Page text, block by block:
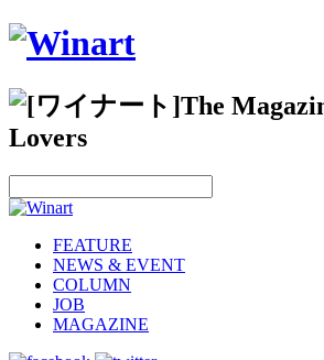
FEATURE
NEWS & EVENT
COLUMN
JOB
MAGAZINE